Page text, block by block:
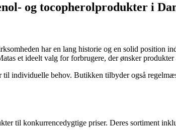
og tocopherolprodukter i
har en lang historie og en solid position
et ideelt valg for forbrugere, der ønsker
individuelle behov. Butikken tilbyder også
til konkurrencedygtige priser. Deres sortiment